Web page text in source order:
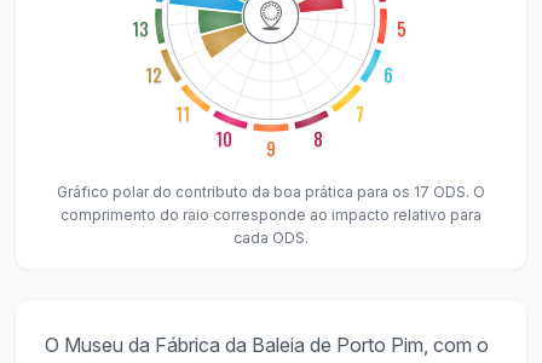
5
6
7
8
9
10
11
12
13
Gráfico polar do contributo da boa prática para os 17 ODS. O
comprimento do raio corresponde ao impacto relativo para
cada ODS.
O Museu da Fábrica da Baleia de Porto Pim, com o